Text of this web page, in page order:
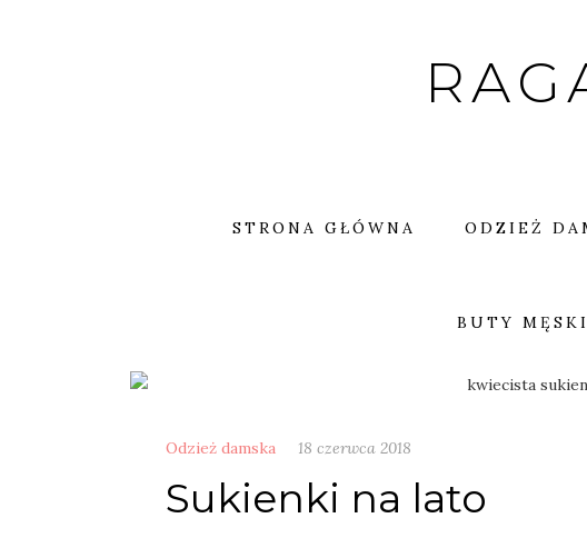
STRONA GŁÓWNA ODZIEŻ
BUTY
Odzież damska 18 czerwca 2018
Sukienki na lato